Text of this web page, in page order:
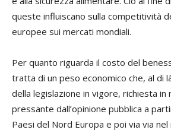
queste influiscano sulla competitività
europee sui mercati mondiali.
Per quanto riguarda il costo del
tratta di un peso economico che, al di
della legislazione in vigore, richiesta in
pressante dall’opinione pubblica a
Paesi del Nord Europa e poi via via nel